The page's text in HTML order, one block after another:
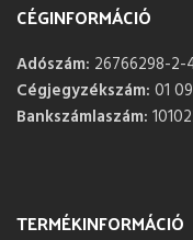
CÉGINFORMÁCIÓ
Adószám: 26766298-2-
Cégjegyzékszám: 01
Bankszámlaszám:
TERMÉKINFORMÁCIÓ